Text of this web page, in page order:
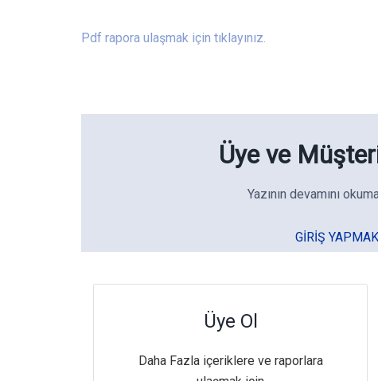
Pdf rapora ulaşmak için tıklayınız.
Üye ve
Yazının devamını
GIRIŞ
Üye Ol
Daha Fazla içeriklere ve raporlara